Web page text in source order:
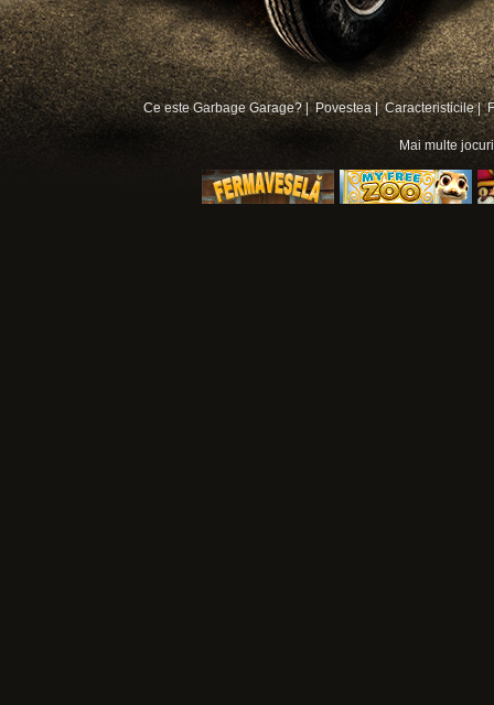
Ce este Garbage Garage? | Povestea | Caracteristicile |
Mai multe